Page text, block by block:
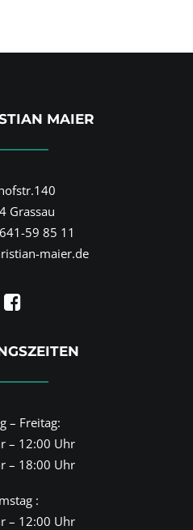
MAIER
Grassau
59 85 11
maier.de
– Freitag:
– 12:00 Uhr
– 18:00 Uhr
:
– 12:00 Uhr